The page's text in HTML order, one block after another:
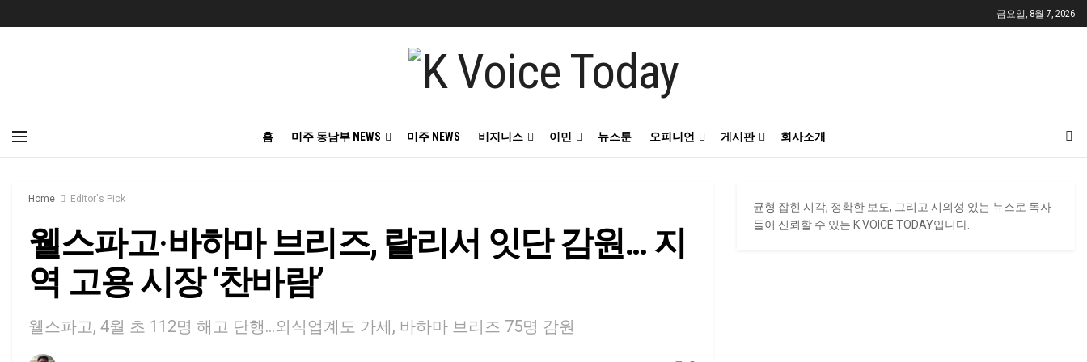
금요일, 8월 7, 2026
홈 미주 동남부 NEWS 미주 NEWS 비지니스 이민 뉴스툰 오피니언 게시판 회사소개
Home Editor's Pick
웰스파고·바하마 브리즈, 랄리서 잇단 감원… 지
역 고용 시장 ‘찬바람’
웰스파고, 4월 초 112명 해고 단행...외식업계도 가세, 바하마 브리즈 75명 감원
균형 잡힌 시각, 정확한 보도, 그리고 시의성 있는 뉴스로 독자
들이 신뢰할 수 있는 K VOICE TODAY입니다.